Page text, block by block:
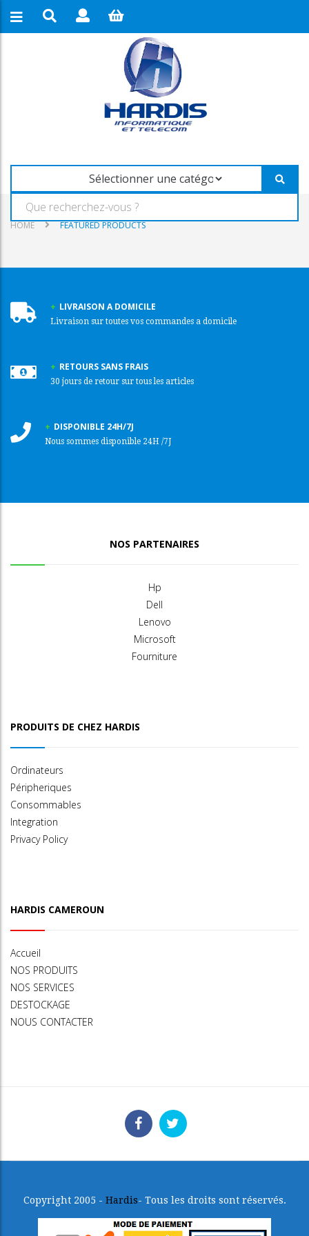
HOME FEATURED PRODUCTS
LIVRAISON A DOMICILE
Livraison sur toutes vos commandes a domicile
RETOURS SANS FRAIS
30 jours de retour sur tous les articles
DISPONIBLE 24H/7J
Nous sommes disponible 24H /7J
NOS PARTENAIRES
Hp
Dell
Lenovo
Microsoft
Fourniture
PRODUITS DE CHEZ HARDIS
Ordinateurs
Péripheriques
Consommables
Integration
Privacy Policy
HARDIS CAMEROUN
Accueil
NOS PRODUITS
NOS SERVICES
DESTOCKAGE
NOUS CONTACTER
Copyright 2005 - Hardis- Tous les droits sont réservés.